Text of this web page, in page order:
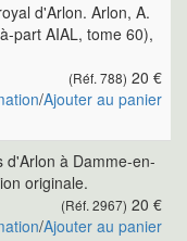
d'Arlon. Arlon, A.
part AIAL, tome 60),
(Réf. 788) 20 €
/Ajouter au panier
d'Arlon à Damme-en-
originale.
(Réf. 2967) 20 €
/Ajouter au panier